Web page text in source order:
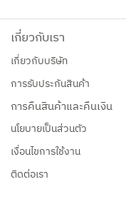
เกี่ยวกับเรา
เกี่ยวกับบริษัท
การรับประกันสินค้า
การคืนสินค้าและคืนเงิน
นโยบายเป็นส่วนตัว
เงื่อนไขการใช้งาน
ติดต่อเรา